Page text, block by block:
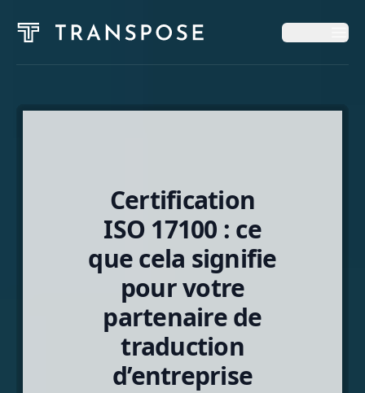
Accueil
À Propos
Certification
ISO 17100 : ce
que cela signifie
pour votre
partenaire de
traduction
d’entreprise